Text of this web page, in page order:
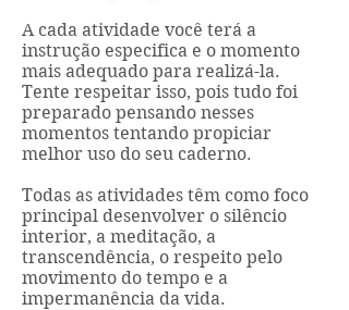
A cada atividade você terá a
instrução especifica e o momento
mais adequado para realizá-la.
Tente respeitar isso, pois tudo foi
preparado pensando nesses
momentos tentando propiciar
melhor uso do seu caderno.
Todas as atividades têm como foco
principal desenvolver o silêncio
interior, a meditação, a
transcendência, o respeito pelo
movimento do tempo e a
impermanência da vida.